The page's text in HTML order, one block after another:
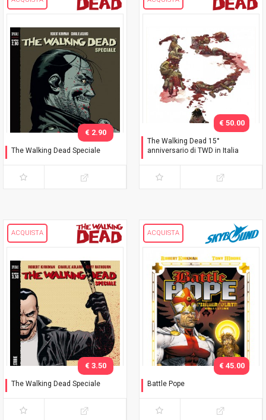
The Walking Dead Speciale
€ 2.90
The Walking Dead 15°
anniversario di TWD in Italia
€ 50.00
ACQUISTA
The Walking Dead Speciale
€ 3.50
ACQUISTA
Battle Pope
€ 45.00